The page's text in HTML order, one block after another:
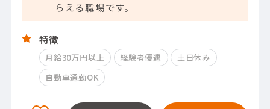
らえる職場です。
特徴
月給30万円以上 経験者優遇
土日休み
自動車通勤OK